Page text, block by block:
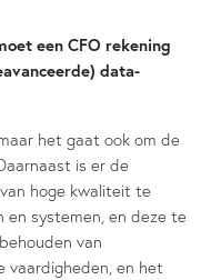
een CFO rekening
data-
het gaat ook om de
is er de
hoge kwaliteit te
en systemen, en deze te
van
vaardigheden, en het